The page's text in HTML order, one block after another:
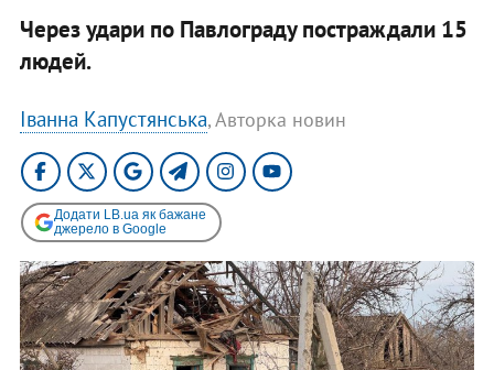
Через удари по Павлограду постраждали 15
людей.
Іванна Капустянська, Авторка новин
Додати LB.ua як бажане
джерело в Google